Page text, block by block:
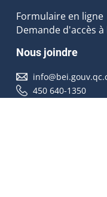
Formulaire en ligne
Demande d'accès
Nous joindre
450 640-1350